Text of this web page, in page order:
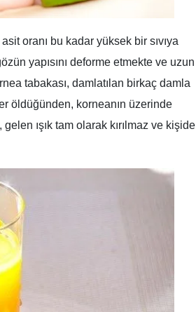
oranı bu kadar yüksek bir sıvıya
yapısını deforme etmekte ve uzun
tabakası, damlatılan birkaç damla
öldüğünden, korneanın üzerinde
ışık tam olarak kırılmaz ve kişide